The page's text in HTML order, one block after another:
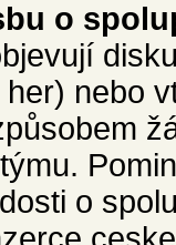
o
nebo
o